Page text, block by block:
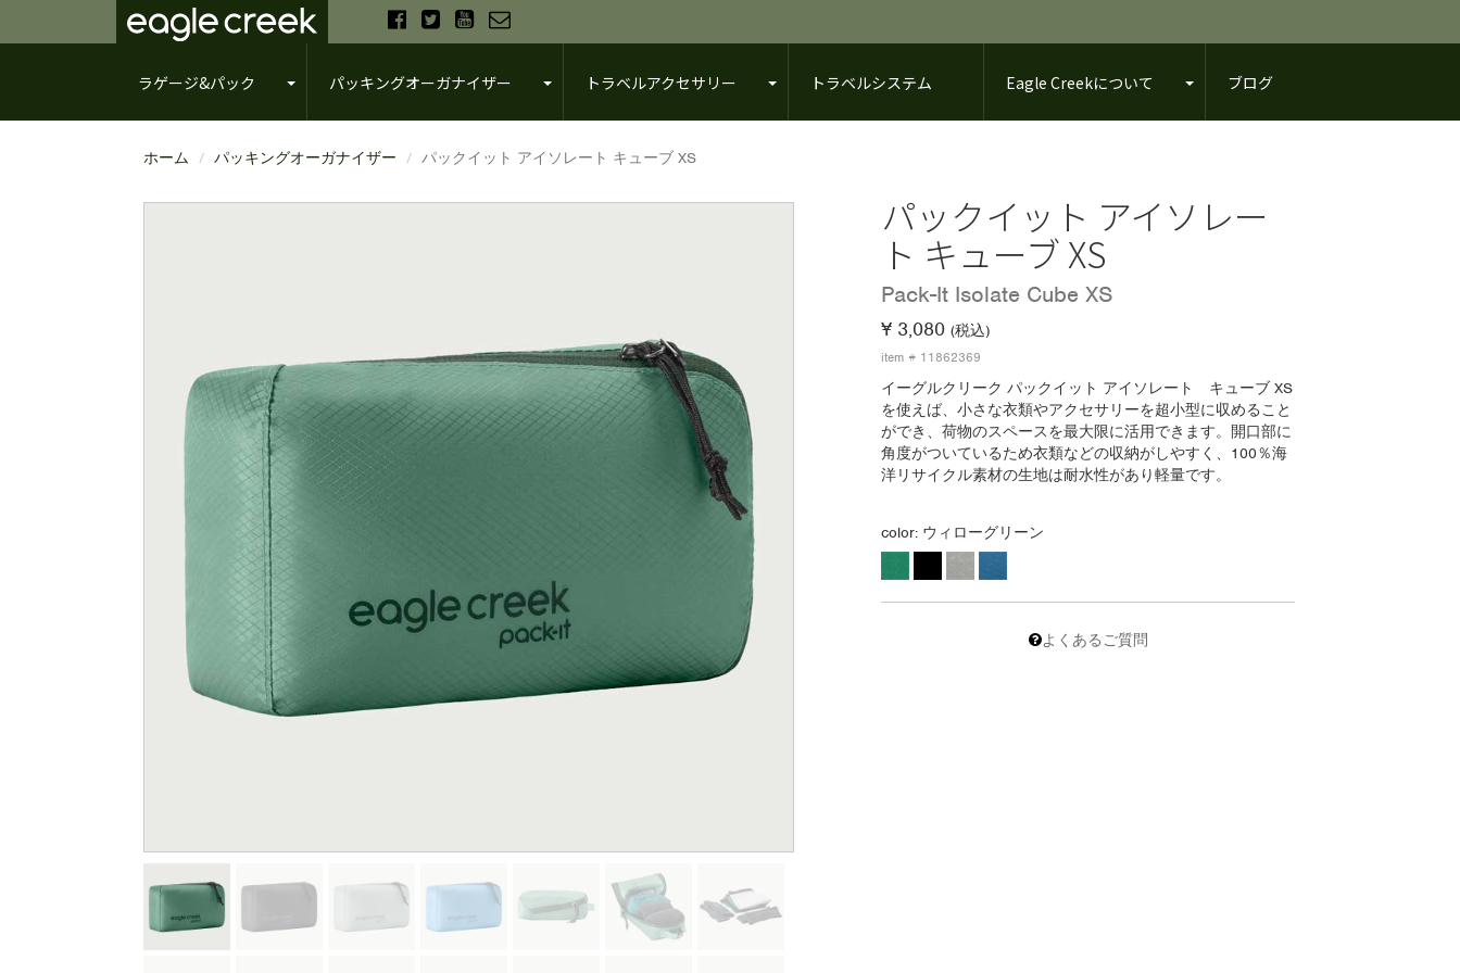
ラゲージ&パック パッキングオーガナイザー トラベルアクセサリー トラベルシステム Eagle Creekについて ブログ
ホーム パッキングオーガナイザー パックイット アイソレート キューブ XS
パックイット アイソレー
ト キューブ XS
Pack-It Isolate Cube XS
¥ 3,080 (税込)
item # 11862369
イーグルクリーク パックイット アイソレート キューブ XS
を使えば、小さな衣類やアクセサリーを超小型に収めること
ができ、荷物のスペースを最大限に活用できます。開口部に
角度がついているため衣類などの収納がしやすく、100％海
洋リサイクル素材の生地は耐水性があり軽量です。
color: ウィローグリーン
よくあるご質問